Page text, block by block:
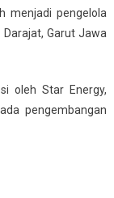
menjadi pengelola
Garut Jawa
oleh Star Energy,
pengembangan